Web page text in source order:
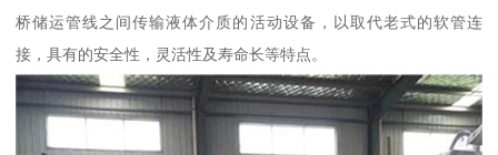
桥储运管线之间传输液体介质的活动设备，以取代老式的软管连
接，具有的安全性，灵活性及寿命长等特点。